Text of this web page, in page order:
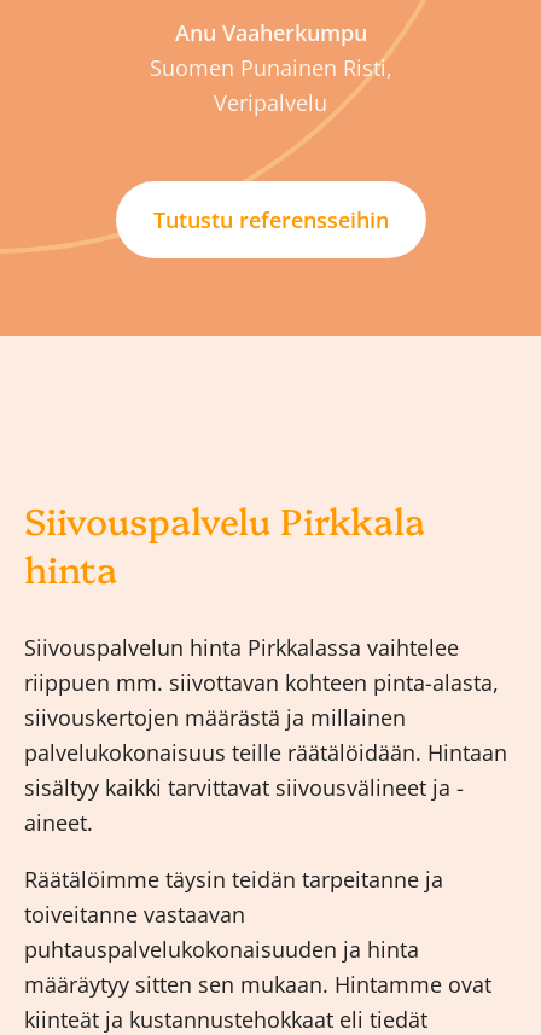
Anu Vaaherkumpu
Suomen Punainen Risti,
Veripalvelu
Tutustu referensseihin
Siivouspalvelu Pirkkala
hinta
Siivouspalvelun hinta Pirkkalassa vaihtelee
riippuen mm. siivottavan kohteen pinta-alasta,
siivouskertojen määrästä ja millainen
palvelukokonaisuus teille räätälöidään. Hintaan
sisältyy kaikki tarvittavat siivousvälineet ja -
aineet.
Räätälöimme täysin teidän tarpeitanne ja
toiveitanne vastaavan
puhtauspalvelukokonaisuuden ja hinta
määräytyy sitten sen mukaan. Hintamme ovat
kiinteät ja kustannustehokkaat eli tiedät